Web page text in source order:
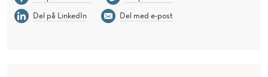
Del på LinkedIn
Del med e-post